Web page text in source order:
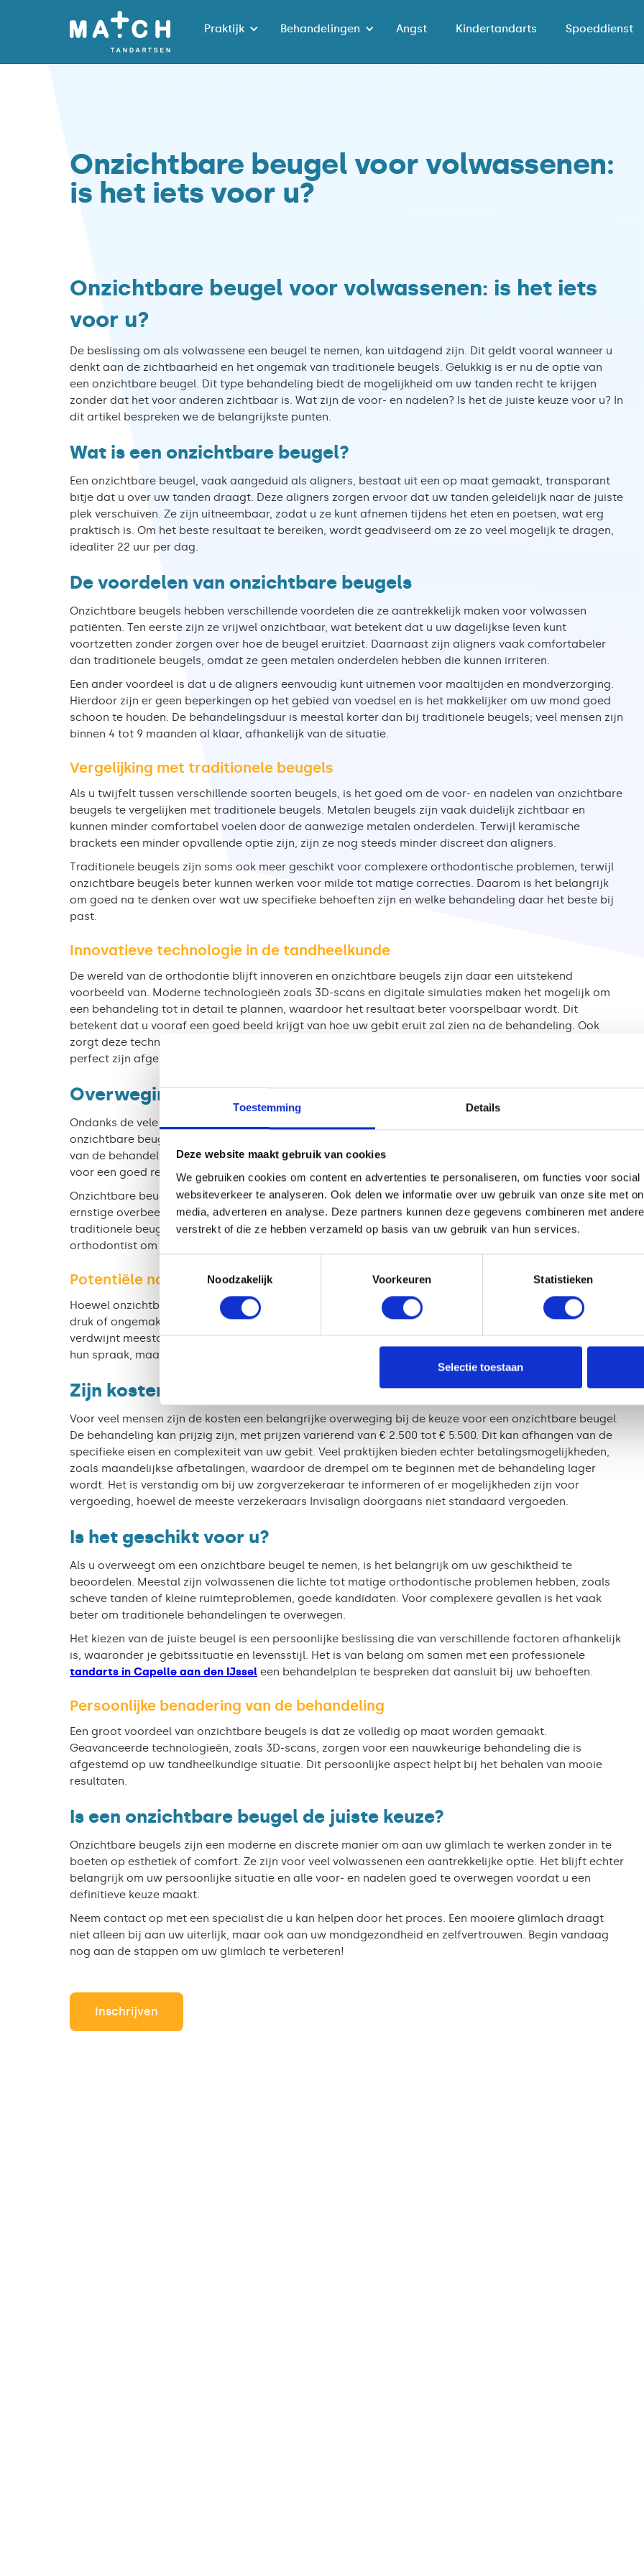
Toestemming Details
Deze website maakt gebruik van cookies
We gebruiken cookies om content en advertenties te personaliseren, om functies voor social
websiteverkeer te analyseren. Ook delen we informatie over uw gebruik van onze site met
media, adverteren en analyse. Deze partners kunnen deze gegevens combineren met
verstrekt of die ze hebben verzameld op basis van uw gebruik van hun services.
Noodzakelijk
Voorkeuren Statistieken
Selectie toestaan
Praktijk Behandelingen Angst Kindertandarts Spoeddienst
Onzichtbare beugel voor volwassenen:
is het iets voor u?
Onzichtbare beugel voor volwassenen: is het iets
voor u?
De beslissing om als volwassene een beugel te nemen, kan uitdagend zijn. Dit geldt vooral wanneer u
denkt aan de zichtbaarheid en het ongemak van traditionele beugels. Gelukkig is er nu de optie van
een onzichtbare beugel. Dit type behandeling biedt de mogelijkheid om uw tanden recht te krijgen
zonder dat het voor anderen zichtbaar is. Wat zijn de voor- en nadelen? Is het de juiste keuze voor u? In
dit artikel bespreken we de belangrijkste punten.
Wat is een onzichtbare beugel?
Een onzichtbare beugel, vaak aangeduid als aligners, bestaat uit een op maat gemaakt, transparant
bitje dat u over uw tanden draagt. Deze aligners zorgen ervoor dat uw tanden geleidelijk naar de juiste
plek verschuiven. Ze zijn uitneembaar, zodat u ze kunt afnemen tijdens het eten en poetsen, wat erg
praktisch is. Om het beste resultaat te bereiken, wordt geadviseerd om ze zo veel mogelijk te dragen,
idealiter 22 uur per dag.
De voordelen van onzichtbare beugels
Onzichtbare beugels hebben verschillende voordelen die ze aantrekkelijk maken voor volwassen
patiënten. Ten eerste zijn ze vrijwel onzichtbaar, wat betekent dat u uw dagelijkse leven kunt
voortzetten zonder zorgen over hoe de beugel eruitziet. Daarnaast zijn aligners vaak comfortabeler
dan traditionele beugels, omdat ze geen metalen onderdelen hebben die kunnen irriteren.
Een ander voordeel is dat u de aligners eenvoudig kunt uitnemen voor maaltijden en mondverzorging.
Hierdoor zijn er geen beperkingen op het gebied van voedsel en is het makkelijker om uw mond goed
schoon te houden. De behandelingsduur is meestal korter dan bij traditionele beugels; veel mensen zijn
binnen 4 tot 9 maanden al klaar, afhankelijk van de situatie.
Vergelijking met traditionele beugels
Als u twijfelt tussen verschillende soorten beugels, is het goed om de voor- en nadelen van onzichtbare
beugels te vergelijken met traditionele beugels. Metalen beugels zijn vaak duidelijk zichtbaar en
kunnen minder comfortabel voelen door de aanwezige metalen onderdelen. Terwijl keramische
brackets een minder opvallende optie zijn, zijn ze nog steeds minder discreet dan aligners.
Traditionele beugels zijn soms ook meer geschikt voor complexere orthodontische problemen, terwijl
onzichtbare beugels beter kunnen werken voor milde tot matige correcties. Daarom is het belangrijk
om goed na te denken over wat uw specifieke behoeften zijn en welke behandeling daar het beste bij
past.
Innovatieve technologie in de tandheelkunde
De wereld van de orthodontie blijft innoveren en onzichtbare beugels zijn daar een uitstekend
voorbeeld van. Moderne technologieën zoals 3D-scans en digitale simulaties maken het mogelijk om
een behandeling tot in detail te plannen, waardoor het resultaat beter voorspelbaar wordt. Dit
betekent dat u vooraf een goed beeld krijgt van hoe uw gebit eruit zal zien na de behandeling. Ook
zorgt deze technologische aanpak ervoor dat de beugels zo comfortabel mogelijk zijn, doordat ze
perfect zijn afgestemd op uw gebit.
Overwegingen bij onzichtbare beugels
Ondanks de vele voordelen zijn er ook enkele aandachtspunten. Ten eerste kunnen de kosten van een
onzichtbare beugel vrij hoog zijn, meestal tussen de € 2.500 en € 5.500, afhankelijk van de complexiteit
van de behandeling. Het is ook belangrijk om te beseffen dat u de aligners consistent moet dragen
voor een goed resultaat. Dit kan een uitdaging zijn voor mensen die dat moeilijk vinden.
Onzichtbare beugels zijn niet altijd geschikt voor complexere orthodontische problemen. Indien u een
ernstige overbeet, onderbeet of andere gecompliceerde tandheelkundige problemen hebt, kan een
traditionele beugel een betere optie zijn. Bespreek uw opties altijd met een gespecialiseerde
orthodontist om tot de beste oplossing te komen voor uw situatie.
Potentiële nadelen en ongemakken
Hoewel onzichtbare beugels doorgaans een comfortabele optie zijn, kunnen ze in het begin een zekere
druk of ongemak veroorzaken, vooral als u een nieuwe aligner begint. Dit ongemak is normaal en
verdwijnt meestal na een paar dagen. Sommige gebruikers ervaren ook een tijdelijke verandering in
hun spraak, maar ook dat herstelt zich doorgaans snel.
Zijn kosten een belangrijke factor?
Voor veel mensen zijn de kosten een belangrijke overweging bij de keuze voor een onzichtbare beugel.
De behandeling kan prijzig zijn, met prijzen variërend van € 2.500 tot € 5.500. Dit kan afhangen van de
specifieke eisen en complexiteit van uw gebit. Veel praktijken bieden echter betalingsmogelijkheden,
zoals maandelijkse afbetalingen, waardoor de drempel om te beginnen met de behandeling lager
wordt. Het is verstandig om bij uw zorgverzekeraar te informeren of er mogelijkheden zijn voor
vergoeding, hoewel de meeste verzekeraars Invisalign doorgaans niet standaard vergoeden.
Is het geschikt voor u?
Als u overweegt om een onzichtbare beugel te nemen, is het belangrijk om uw geschiktheid te
beoordelen. Meestal zijn volwassenen die lichte tot matige orthodontische problemen hebben, zoals
scheve tanden of kleine ruimteproblemen, goede kandidaten. Voor complexere gevallen is het vaak
beter om traditionele behandelingen te overwegen.
Het kiezen van de juiste beugel is een persoonlijke beslissing die van verschillende factoren afhankelijk
is, waaronder je gebitssituatie en levensstijl. Het is van belang om samen met een professionele
tandarts in Capelle aan den IJssel een behandelplan te bespreken dat aansluit bij uw behoeften.
Persoonlijke benadering van de behandeling
Een groot voordeel van onzichtbare beugels is dat ze volledig op maat worden gemaakt.
Geavanceerde technologieën, zoals 3D-scans, zorgen voor een nauwkeurige behandeling die is
afgestemd op uw tandheelkundige situatie. Dit persoonlijke aspect helpt bij het behalen van mooie
resultaten.
Is een onzichtbare beugel de juiste keuze?
Onzichtbare beugels zijn een moderne en discrete manier om aan uw glimlach te werken zonder in te
boeten op esthetiek of comfort. Ze zijn voor veel volwassenen een aantrekkelijke optie. Het blijft echter
belangrijk om uw persoonlijke situatie en alle voor- en nadelen goed te overwegen voordat u een
definitieve keuze maakt.
Neem contact op met een specialist die u kan helpen door het proces. Een mooiere glimlach draagt
niet alleen bij aan uw uiterlijk, maar ook aan uw mondgezondheid en zelfvertrouwen. Begin vandaag
nog aan de stappen om uw glimlach te verbeteren!
Inschrijven